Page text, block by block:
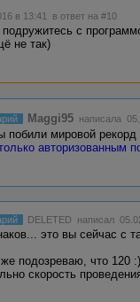
в 13:41 в ответ на #10
с
не так)
Maggi95 написала
побили мировой рекорд
авторизованным
DELETED написал
это вы сейчас с
подозреваю, что 120
скорость